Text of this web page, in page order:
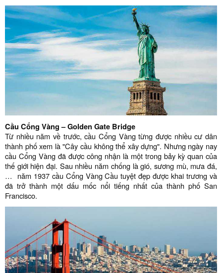
Cầu Cổng Vàng – Golden Gate Bridge
Từ nhiều năm về trước, cầu Cổng Vàng từng được nhiều cư dân
thành phố xem là "Cây cầu không thể xây dựng". Nhưng ngày nay
cầu Cổng Vàng đã được công nhận là một trong bảy kỳ quan của
thế giới hiện đại. Sau nhiều năm chống là gió, sương mù, mưa đá,
… năm 1937 cầu Cổng Vàng Cầu tuyệt đẹp được khai trương và
đã trở thành một dấu mốc nổi tiếng nhất của thành phố San
Francisco.